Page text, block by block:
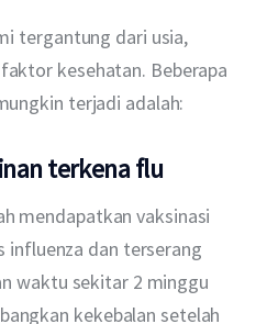
tergantung dari usia,
kesehatan. Beberapa
terjadi adalah:
terkena flu
mendapatkan vaksinasi
influenza dan terserang
waktu sekitar 2 minggu
kekebalan setelah